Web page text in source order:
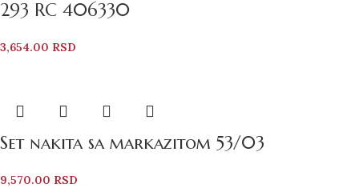
293 RC 406330
3,654.00 RSD
Set nakita sa markazitom 53/03
9,570.00 RSD